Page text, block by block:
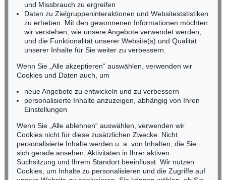
Auktion 410 - Lot 1246
G. BASELITZ
Der Abgarkopf, 1984
Ergebnis:€ 451.400
Auktion 461 - Lot 867
G. BASELITZ
Das Abgarbild, 1984
Ergebnis:€ 425.000
infoheidelberg@kettererkunst.de
NORDDEUTSCHLAND
Nico Kassel, M.A.
Tel.: +49 (0)89 55244-164
Mobil: +49 (0)171 8618661
n.kassel@kettererkunst.de
Keine Auktion mehr verpassen!
Wir informieren Sie rechtzeitig.
Jetzt zum Newsletter anmelden >
und Missbrauch zu ergreifen
Daten zu Zielgruppeninteraktionen und Websitestatistiken
zu erheben. Mit den gewonnenen Informationen möchten
wir verstehen, wie unsere Angebote verwendet werden,
und die Funktionalität unserer Website(s) und Qualität
unserer Inhalte für Sie weiter zu verbessern.
Wenn Sie „Alle akzeptieren“ auswählen, verwenden wir
Cookies und Daten auch, um
neue Angebote zu entwickeln und zu verbessern
personalisierte Inhalte anzuzeigen, abhängig von Ihren
Einstellungen
Wenn Sie „Alle ablehnen“ auswählen, verwenden wir
Cookies nicht für diese zusätzlichen Zwecke. Nicht
personalisierte Inhalte werden u. a. von Inhalten, die Sie
sich gerade ansehen, Aktivitäten in Ihrer aktiven
Suchsitzung und Ihrem Standort beeinflusst. Wir nutzen
Cookies, um Inhalte zu personalisieren und die Zugriffe auf